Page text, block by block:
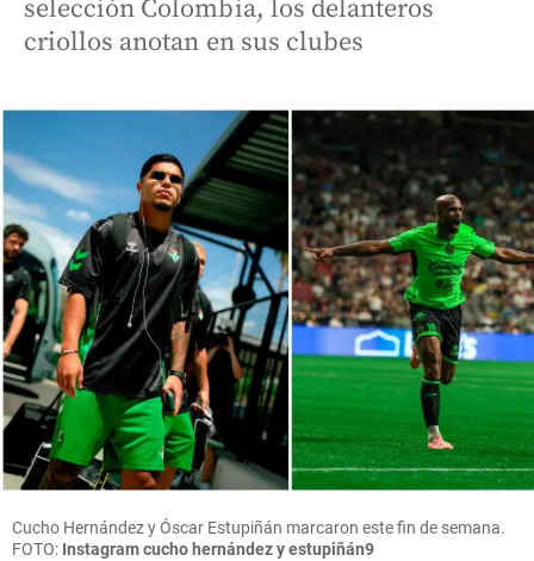
selección Colombia, los delanteros
criollos anotan en sus clubes
Cucho Hernández y Óscar Estupiñán marcaron este fin de semana.
FOTO: Instagram cucho hernández y estupiñán9